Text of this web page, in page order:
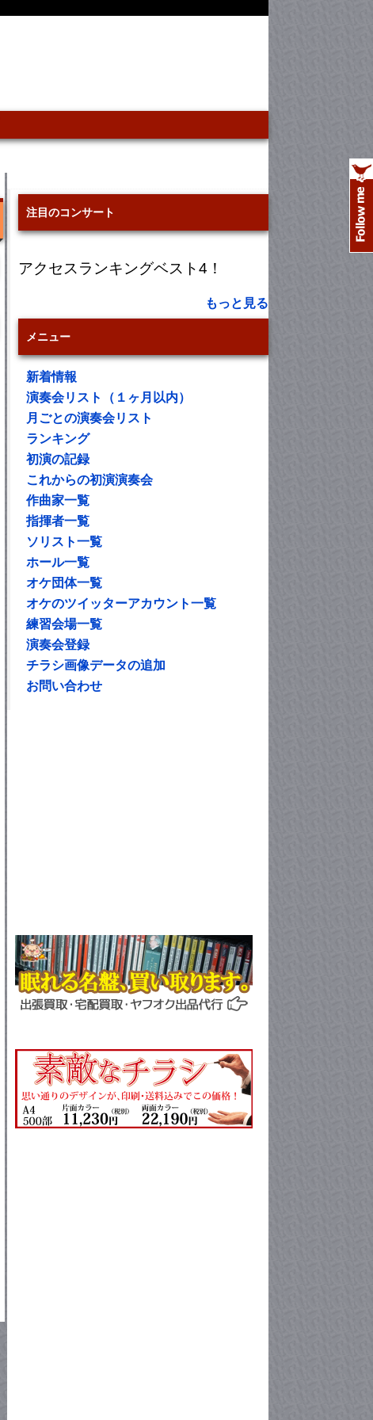
注目のコンサート
アクセスランキングベスト4！
もっと見る
メニュー
新着情報
演奏会リスト（１ヶ月以内）
月ごとの演奏会リスト
ランキング
初演の記録
これからの初演演奏会
作曲家一覧
指揮者一覧
ソリスト一覧
ホール一覧
オケ団体一覧
オケのツイッターアカウント一覧
練習会場一覧
演奏会登録
チラシ画像データの追加
お問い合わせ